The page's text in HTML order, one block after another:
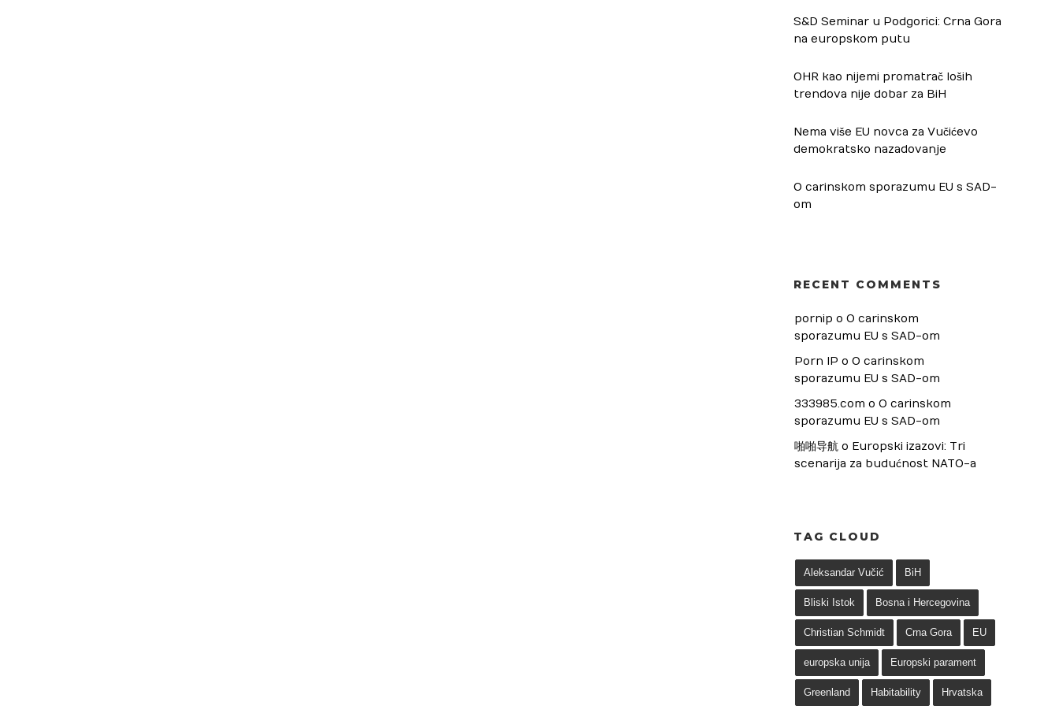
S&D Seminar u Podgorici: Crna Gora
na europskom putu
OHR kao nijemi promatrač loših
trendova nije dobar za BiH
Nema više EU novca za Vučićevo
demokratsko nazadovanje
O carinskom sporazumu EU s SAD-
om
RECENT COMMENTS
pornip o O carinskom
sporazumu EU s SAD-om
Porn IP o O carinskom
sporazumu EU s SAD-om
333985.com o O carinskom
sporazumu EU s SAD-om
啪啪导航 o Europski izazovi: Tri
scenarija za budućnost NATO-a
TAG CLOUD
Aleksandar Vučić BiH
Bliski Istok Bosna i Hercegovina
Christian Schmidt Crna Gora EU
europska unija Europski parament
Greenland Habitability Hrvatska